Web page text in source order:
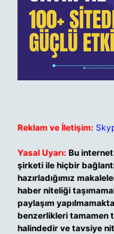
Reklam ve İletişim:
Yasal Uyarı: Bu
şirketi ile hiçbir
hazırladığımız
haber niteliği
paylaşım
benzerlikleri tamamen
halindedir ve tavsiye